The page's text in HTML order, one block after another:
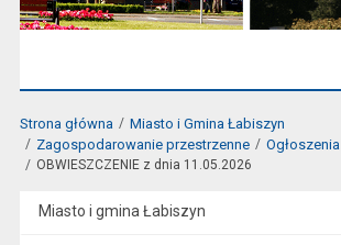
Strona główna
Miasto i Gmina Łabiszyn
Zagospodarowanie przestrzenne
Ogłoszenia
OBWIESZCZENIE z dnia 11.05.2026
Miasto i gmina Łabiszyn